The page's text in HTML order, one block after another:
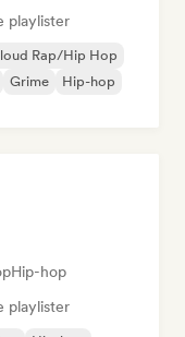
playlister
Rap/Hip Hop
Grime
Hip-hop
Hip-hop
playlister